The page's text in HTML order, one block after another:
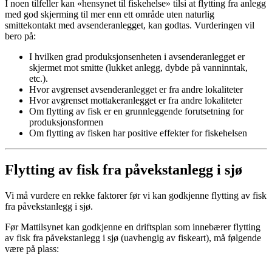
I noen tilfeller kan «hensynet til fiskehelse» tilsi at flytting fra anlegg
med god skjerming til mer enn ett område uten naturlig
smittekontakt med avsenderanlegget, kan godtas. Vurderingen vil
bero på:
I hvilken grad produksjonsenheten i avsenderanlegget er
skjermet mot smitte (lukket anlegg, dybde på vanninntak,
etc.).
Hvor avgrenset avsenderanlegget er fra andre lokaliteter
Hvor avgrenset mottakeranlegget er fra andre lokaliteter
Om flytting av fisk er en grunnleggende forutsetning for
produksjonsformen
Om flytting av fisken har positive effekter for fiskehelsen
Flytting av fisk fra påvekstanlegg i sjø
Vi må vurdere en rekke faktorer før vi kan godkjenne flytting av fisk
fra påvekstanlegg i sjø.
Før Mattilsynet kan godkjenne en driftsplan som innebærer flytting
av fisk fra påvekstanlegg i sjø (uavhengig av fiskeart), må følgende
være på plass: